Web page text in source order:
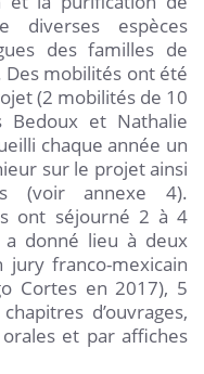
diverses espèces
des familles de
Des mobilités ont été
(2 mobilités de 10
et Nathalie
chaque année un
sur le projet ainsi
(voir annexe 4).
ont séjourné 2 à 4
a donné lieu à deux
jury franco-mexicain
Cortes en 2017), 5
d’ouvrages,
et par affiches